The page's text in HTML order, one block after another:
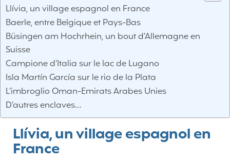
Llívia, un village espagnol en France
Baerle, entre Belgique et Pays-Bas
Büsingen am Hochrhein, un bout d’Allemagne en
Suisse
Campione d’Italia sur le lac de Lugano
Isla Martín García sur le rio de la Plata
L’imbroglio Oman-Emirats Arabes Unies
D’autres enclaves…
Llívia, un village espagnol en
France